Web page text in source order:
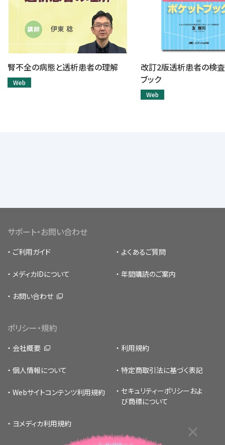
腎不全の病態と透析患者の理解
Web
改訂2版透析患者の検
ブック
Web
サポート・お問い合わせ
ご利用ガイド よくあるご質問
メディカIDについて 年間購読のご案内
お問い合わせ
ポリシー・規約
会社概要 利用規約
個人情報について 特定商取引法に基づく表記
Webサイトコンテンツ利用規約 セキュリティーポリシー およ
び商標について
ヨメディカ利用規約